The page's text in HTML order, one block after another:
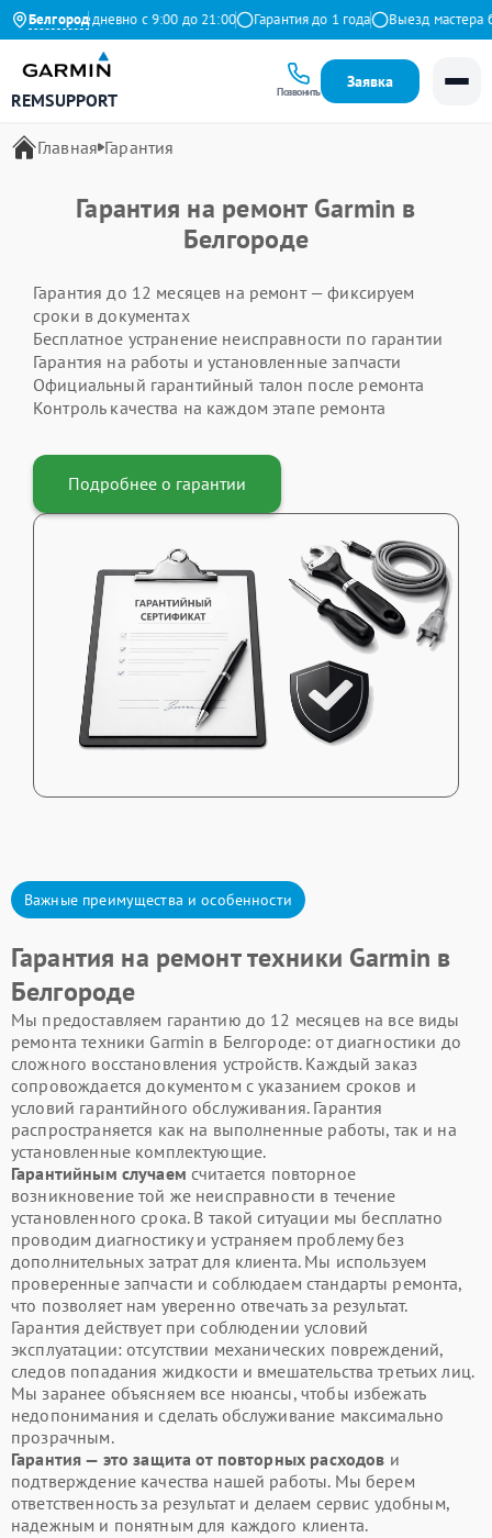
Белгород
Ежедневно с 9:00 до 21:00 Гарантия до 1 года Выезд мастера
REMSUPPORT Позвонить
Заявка
Главная Гарантия
Гарантия на ремонт Garmin в
Белгороде
Гарантия до 12 месяцев на ремонт — фиксируем
сроки в документах
Бесплатное устранение неисправности по гарантии
Гарантия на работы и установленные запчасти
Официальный гарантийный талон после ремонта
Контроль качества на каждом этапе ремонта
Подробнее о гарантии
Важные преимущества и особенности
Гарантия на ремонт техники Garmin в
Белгороде
Мы предоставляем гарантию до 12 месяцев на все виды
ремонта техники Garmin в Белгороде: от диагностики до
сложного восстановления устройств. Каждый заказ
сопровождается документом с указанием сроков и
условий гарантийного обслуживания. Гарантия
распространяется как на выполненные работы, так и на
установленные комплектующие.
Гарантийным случаем считается повторное
возникновение той же неисправности в течение
установленного срока. В такой ситуации мы бесплатно
проводим диагностику и устраняем проблему без
дополнительных затрат для клиента. Мы используем
проверенные запчасти и соблюдаем стандарты ремонта,
что позволяет нам уверенно отвечать за результат.
Гарантия действует при соблюдении условий
эксплуатации: отсутствии механических повреждений,
следов попадания жидкости и вмешательства третьих лиц.
Мы заранее объясняем все нюансы, чтобы избежать
недопонимания и сделать обслуживание максимально
прозрачным.
Гарантия — это защита от повторных расходов и
подтверждение качества нашей работы. Мы берем
ответственность за результат и делаем сервис удобным,
надежным и понятным для каждого клиента.